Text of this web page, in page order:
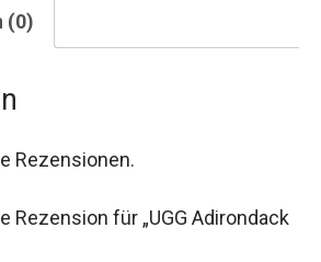
(0)
Rezensionen.
Rezension für „UGG Adirondack